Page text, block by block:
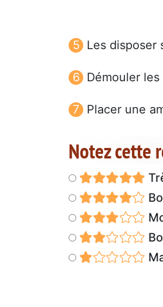
Les disposer
Démouler
Placer une
Notez cette